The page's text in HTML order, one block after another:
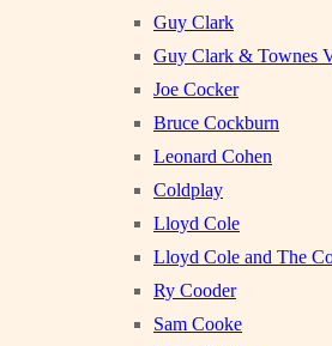
Guy Clark
Guy Clark & Townes
Joe Cocker
Bruce Cockburn
Leonard Cohen
Coldplay
Lloyd Cole
Lloyd Cole and The
Ry Cooder
Sam Cooke